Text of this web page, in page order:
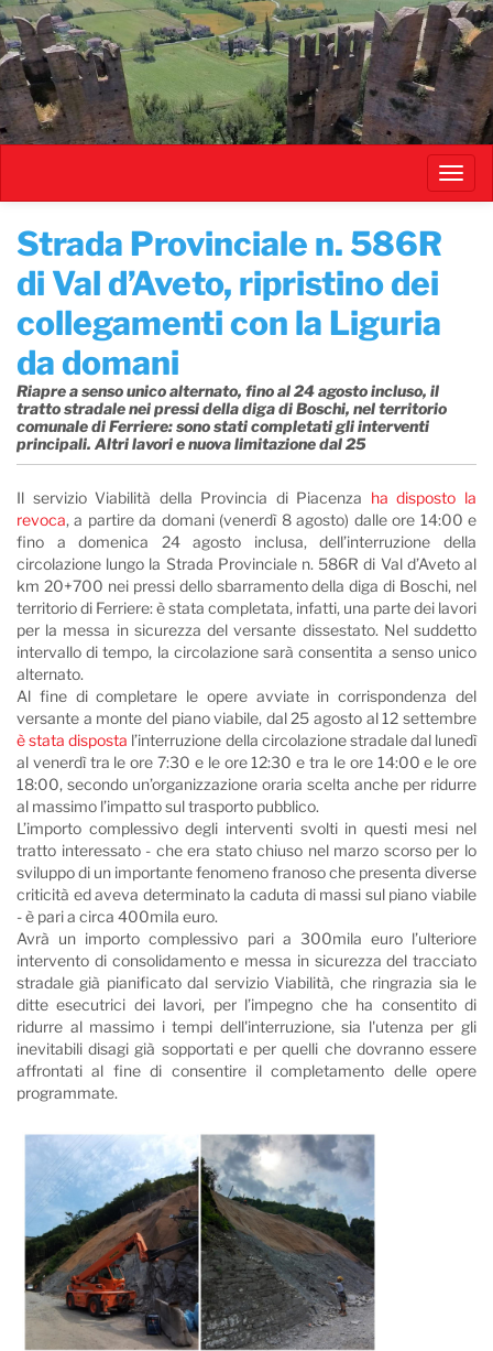
Salta
al
contenuto
principale
Strada Provinciale n. 586R
di Val d’Aveto, ripristino dei
collegamenti con la Liguria
da domani
Riapre a senso unico alternato, fino al 24 agosto incluso, il
tratto stradale nei pressi della diga di Boschi, nel territorio
comunale di Ferriere: sono stati completati gli interventi
principali. Altri lavori e nuova limitazione dal 25
Il servizio Viabilità della Provincia di Piacenza ha disposto la
revoca, a partire da domani (venerdì 8 agosto) dalle ore 14:00 e
fino a domenica 24 agosto inclusa, dell’interruzione della
circolazione lungo la Strada Provinciale n. 586R di Val d’Aveto al
km 20+700 nei pressi dello sbarramento della diga di Boschi, nel
territorio di Ferriere: è stata completata, infatti, una parte dei lavori
per la messa in sicurezza del versante dissestato. Nel suddetto
intervallo di tempo, la circolazione sarà consentita a senso unico
alternato.
Al fine di completare le opere avviate in corrispondenza del
versante a monte del piano viabile, dal 25 agosto al 12 settembre
è stata disposta l’interruzione della circolazione stradale dal lunedì
al venerdì tra le ore 7:30 e le ore 12:30 e tra le ore 14:00 e le ore
18:00, secondo un’organizzazione oraria scelta anche per ridurre
al massimo l’impatto sul trasporto pubblico.
L’importo complessivo degli interventi svolti in questi mesi nel
tratto interessato - che era stato chiuso nel marzo scorso per lo
sviluppo di un importante fenomeno franoso che presenta diverse
criticità ed aveva determinato la caduta di massi sul piano viabile
- è pari a circa 400mila euro.
Avrà un importo complessivo pari a 300mila euro l’ulteriore
intervento di consolidamento e messa in sicurezza del tracciato
stradale già pianificato dal servizio Viabilità, che ringrazia sia le
ditte esecutrici dei lavori, per l’impegno che ha consentito di
ridurre al massimo i tempi dell'interruzione, sia l'utenza per gli
inevitabili disagi già sopportati e per quelli che dovranno essere
affrontati al fine di consentire il completamento delle opere
programmate.